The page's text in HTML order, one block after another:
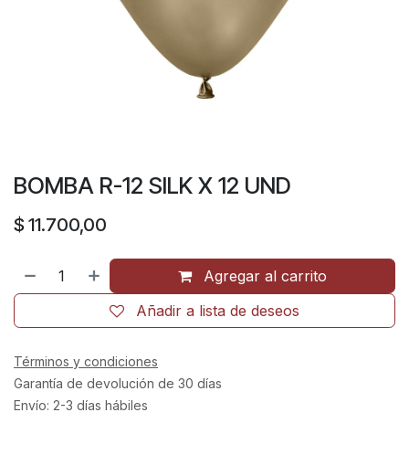
BOMBA R-12 SILK X 12 UND
$ 11.700,00
Agregar al carrito
Añadir a lista de deseos
Términos y condiciones
Garantía de devolución de 30 días
Envío: 2-3 días hábiles